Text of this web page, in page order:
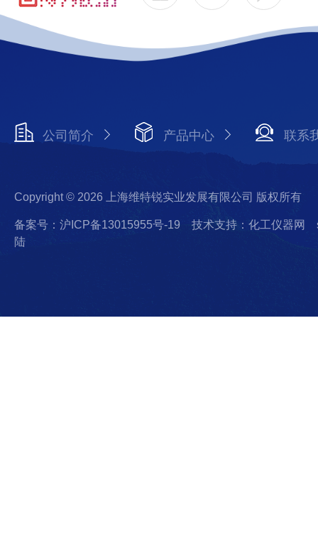
公司简介 产品中心 联系
Copyright © 2026 上海维特锐实业发展有限公司 版权所有
备案号：沪ICP备13015955号-19 技术支持：化工仪器网
陆